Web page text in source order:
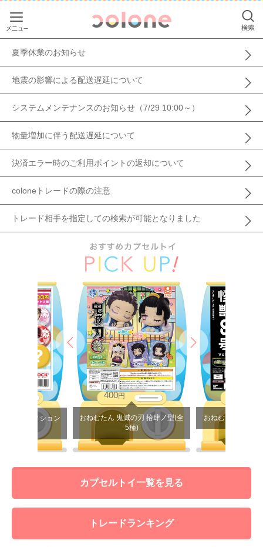
colone（
夏季休業のお知らせ
地震の影響による配送遅延について
システムメンテナンスのお知らせ（7/29 10:00～）
物量増加に伴う配送遅延について
決済エラー時のご利用ポイントの返却について
coloneトレードの際の注意
トレード相手を指定しての検索が可能となりました
ッジコレクション
400円
おねむたん 鬼滅の刃 拾肆ノ型(全
5種)
おねむたん 怪獣8
カプセルトイ一覧を見る
トレードランキング